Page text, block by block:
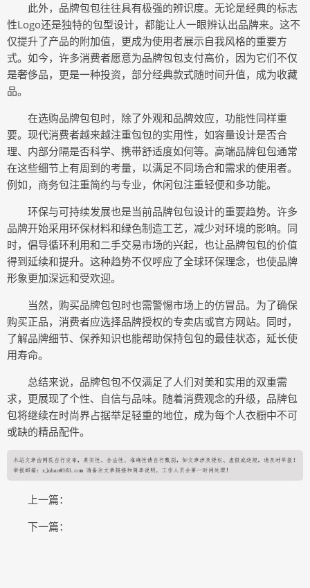
此外，品牌包包往往具有极强的辨识度。无论是经典的标志
性Logo还是独特的包型设计，都能让人一眼辨认出品牌来。这不
仅提升了产品的附加值，更成为使用者展示自我风格的重要方
式。如今，许多消费者愿意为品牌包包支付高价，因为它们不仅
是奢侈品，更是一种投资，部分经典款式随时间升值，成为收藏
品。
在选购品牌包包时，除了外观和品牌效应，功能性同样重
要。现代消费者越来越注重包包的实用性，如容量设计是否合
理、内部分隔是否科学、携带舒适度如何等。高端品牌包包通常
在这些细节上有周到的考量，以满足不同场合和需求的使用者。
例如，商务包注重简约与专业，休闲包注重轻便和多功能。
环保与可持续发展也是当前品牌包包设计的重要趋势。许多
品牌开始采用环保材料和绿色制造工艺，减少对环境的影响。同
时，倡导循环利用和二手交易市场的兴起，也让品牌包包的价值
得到延续和提升。这种趋势不仅呼应了全球环保理念，也使品牌
形象更加深远和受欢迎。
当然，购买品牌包包时也需警惕市场上的仿冒品。为了确保
购买正品，消费者应选择品牌授权的专卖店或官方网站。同时，
了解品牌细节、保养知识也能帮助保持包包的最佳状态，延长使
用寿命。
总结来说，品牌包包不仅满足了人们对美和实用的双重需
求，更展现了个性、自信与品味。随着消费观念的升级，品牌包
包将继续在时尚界占据举足轻重的地位，成为每个人衣橱中不可
或缺的精品配件。
上一篇：
下一篇：